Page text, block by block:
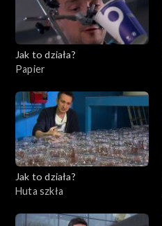
Jak to działa?
Papier
Jak to działa?
Huta szkła